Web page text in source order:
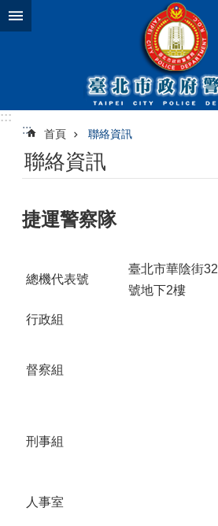
跳到主要內容區塊
:::
:::
首頁 聯絡資訊
聯絡資訊
捷運警察隊
總機代表號
臺北市華陰街32
號地下2樓
行政組
督察組
刑事組
人事室